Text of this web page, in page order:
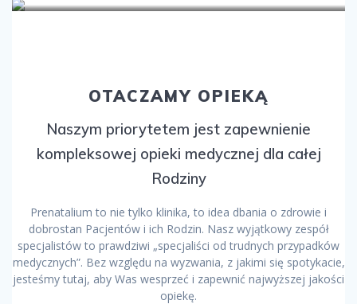
OTACZAMY OPIEKĄ
Naszym priorytetem jest zapewnienie
kompleksowej opieki medycznej dla całej
Rodziny
Prenatalium to nie tylko klinika, to idea dbania o zdrowie i
dobrostan Pacjentów i ich Rodzin. Nasz wyjątkowy zespół
specjalistów to prawdziwi „specjaliści od trudnych przypadków
medycznych”. Bez względu na wyzwania, z jakimi się spotykacie,
jesteśmy tutaj, aby Was wesprzeć i zapewnić najwyższej jakości
opiekę.